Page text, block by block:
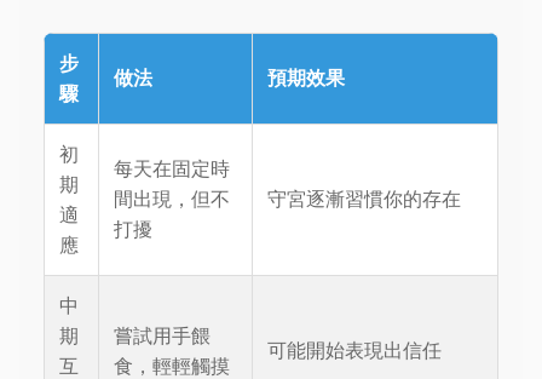
步
驟
做法 預期效果
初
期
適
應
每天在固定時
間出現，但不
打擾
守宮逐漸習慣你的存在
中
期
互
嘗試用手餵
食，輕輕觸摸
可能開始表現出信任